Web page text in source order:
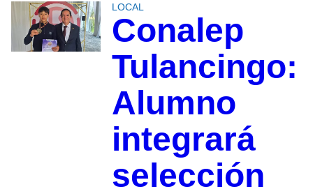
LOCAL
Conalep
Tulancingo:
Alumno
integrará
selección